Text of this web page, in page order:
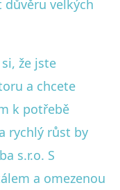
důvěru velkých
že jste
a chcete
k potřebě
rychlý růst by
s.r.o. S
a omezenou